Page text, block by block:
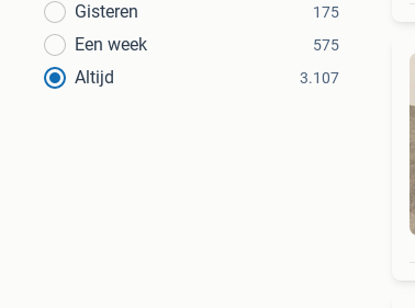
Gisteren 175
Een week 575
Altijd 3.107